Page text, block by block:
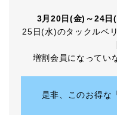
3月20日(金)～24日
25日(水)のタックルベ
増割会員になってい
是非、このお得な